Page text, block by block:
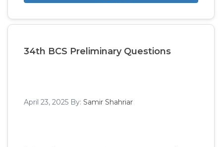
34th BCS Preliminary Questions
April 23, 2025 By: Samir Shahriar